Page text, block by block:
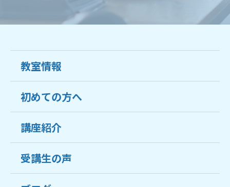
教室情報
教室について
受講生の声
おすすめ・人気の講座
目的から講座を探す
初めての方へ
ココがおすすめ
料金
講座紹介
受講生の声